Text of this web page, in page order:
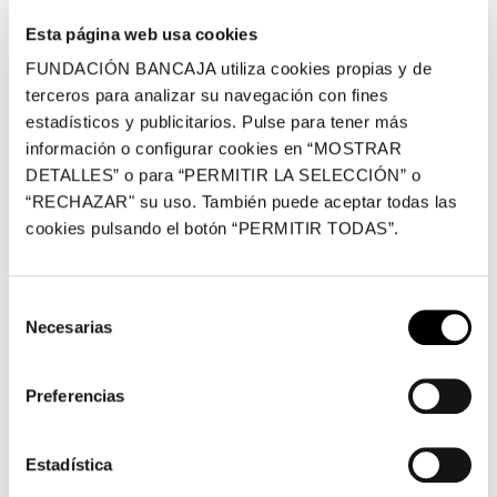
Esta página web usa cookies
FUNDACIÓN BANCAJA utiliza cookies propias y de
terceros para analizar su navegación con fines
estadísticos y publicitarios. Pulse para tener más
información o configurar cookies en “MOSTRAR
DETALLES” o para “PERMITIR LA SELECCIÓN” o
“RECHAZAR" su uso. También puede aceptar todas las
cookies pulsando el botón “PERMITIR TODAS”.
Necesarias
Preferencias
Estadística
personajes que dejan testimonio del patrimonio natural
y etnográfico de la España de finales del siglo XIX y
principios del XX.
El valor documental y antropológico que atesoran estas
imágenes se completa con la mirada singular con la que
se acercan a esa realidad española fotógrafos célebres
de la época como Charles Clifford, Jean Laurent, Kurt
Sebastián Creuset o Rafael Garzón, entre otros.
El recorrido por la muestra se inicia con el bloque
artista pintando en la Malvarrosa, acompañado por su
familia en Jaca o en la escalinata de entrada al edificio
además de instantáneas que recuerdan el entorno